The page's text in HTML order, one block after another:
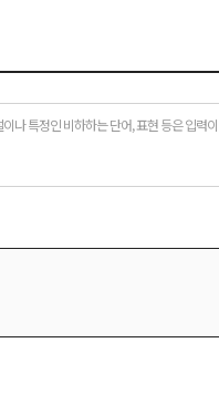
나 특정인 비하하는 단어, 표현 등은 입력